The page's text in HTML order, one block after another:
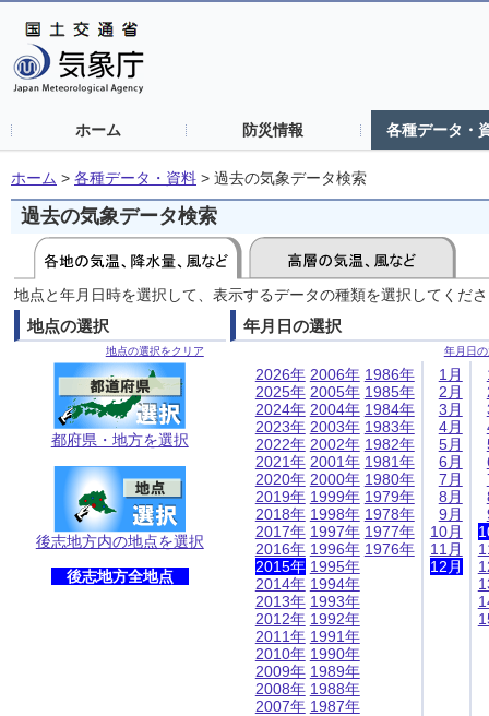
ホーム 防災情報 各種データ・
ホーム > 各種データ・資料 > 過去の気象データ検索
過去の気象データ検索
地点と年月日時を選択して、表示するデータの種類を選択してくだ
地点の選択
地点の選択をクリア
都府県・地方を選択
後志地方内の地点を選択
後志地方全地点
年月日の選択
年月日
2026年
2025年
2024年
2023年
2022年
2021年
2020年
2019年
2018年
2017年
2016年
2015年
2014年
2013年
2012年
2011年
2010年
2009年
2008年
2007年
2006年
2005年
2004年
2003年
2002年
2001年
2000年
1999年
1998年
1997年
1996年
1995年
1994年
1993年
1992年
1991年
1990年
1989年
1988年
1987年
1986年
1985年
1984年
1983年
1982年
1981年
1980年
1979年
1978年
1977年
1976年
1月
2月
3月
4月
5月
6月
7月
8月
9月
10月
11月
12月